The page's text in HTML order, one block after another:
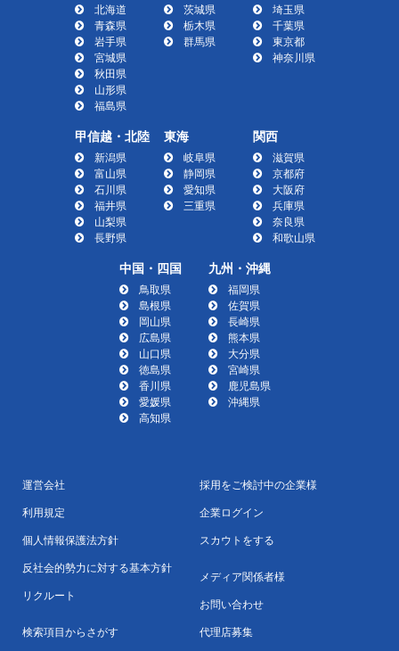
北海道
青森県
岩手県
宮城県
秋田県
山形県
福島県
茨城県
栃木県
群馬県
埼玉県
千葉県
東京都
神奈川県
甲信越・北陸
新潟県
富山県
石川県
福井県
山梨県
長野県
東海
岐阜県
静岡県
愛知県
三重県
関西
滋賀県
京都府
大阪府
兵庫県
奈良県
和歌山県
中国・四国
鳥取県
島根県
岡山県
広島県
山口県
徳島県
香川県
愛媛県
高知県
九州・沖縄
福岡県
佐賀県
長崎県
熊本県
大分県
宮崎県
鹿児島県
沖縄県
運営会社
利用規定
個人情報保護法方針
反社会的勢力に対する基本方針
リクルート
検索項目からさがす
採用をご検討中の企業様
企業ログイン
スカウトをする
メディア関係者様
お問い合わせ
代理店募集